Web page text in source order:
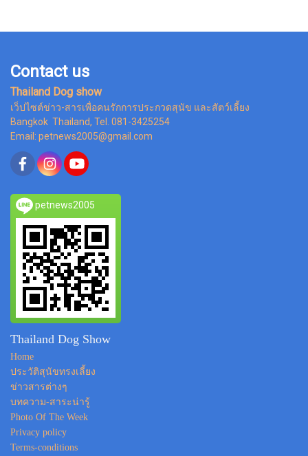
Contact us
Thailand Dog show
เว็ปไซต์ข่าว-สารเพื่อคนรักการประกวดสุนัข และสัตว์เลี้ยง
Bangkok Thailand, Tel. 081-3425254
Email: petnews2005@gmail.com
petnews2005
Thailand Dog Show
Home
ประวัติสุนัขทรงเลี้ยง
ข่าวสารต่างๆ
บทความ-สาระน่ารู้
Photo Of The Week
Privacy policy
Terms-conditions